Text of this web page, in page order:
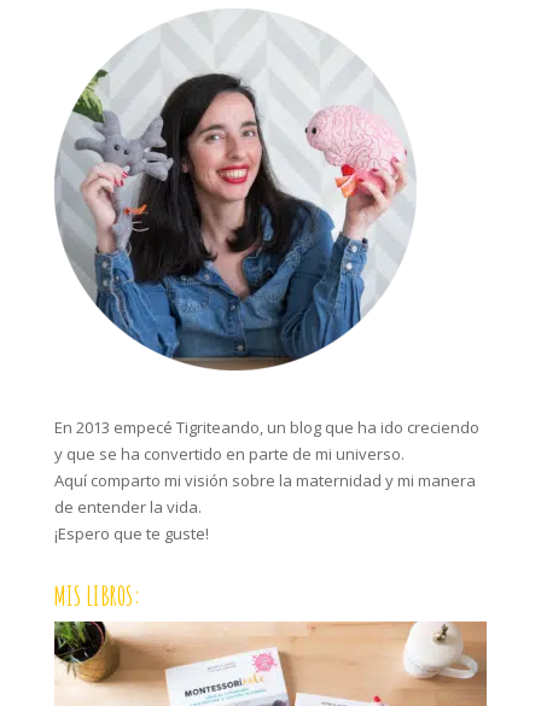
En 2013 empecé Tigriteando, un blog que ha ido creciendo
y que se ha convertido en parte de mi universo.
Aquí comparto mi visión sobre la maternidad y mi manera
de entender la vida.
¡Espero que te guste!
MIS LIBROS: